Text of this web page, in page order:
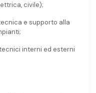
civile);
e supporto alla
interni ed esterni